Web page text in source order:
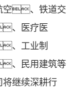
空、铁道交
、医疗医
、工业制
、民用建筑等
继续深耕行